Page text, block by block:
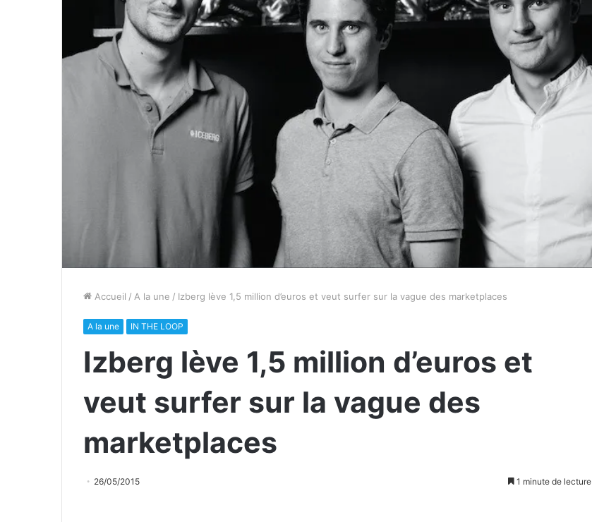
Accueil / A la une / Izberg lève 1,5 million d’euros et veut surfer sur la vague des marketplaces
A la une IN THE LOOP
Izberg lève 1,5 million d’euros et
veut surfer sur la vague des
marketplaces
26/05/2015 1 minute de lecture